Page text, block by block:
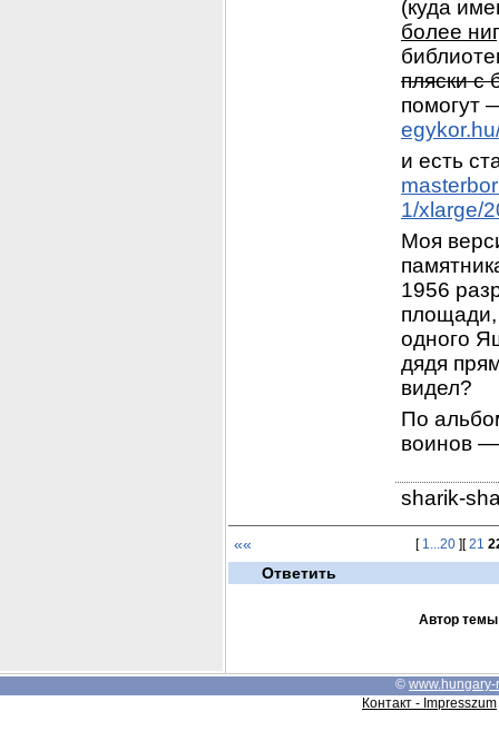
(куда
более
пляски с
1/xlarge/
Моя
1956
площади,
одного
дядя
видел?
По
воинов —
sharik-
«« [ 1...20][21
Ответить
Автор темы
© www.hungary-
Контакт - Impresszum